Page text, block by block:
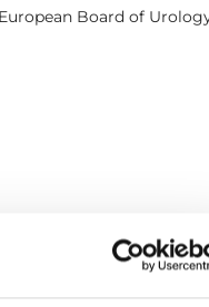
Board of